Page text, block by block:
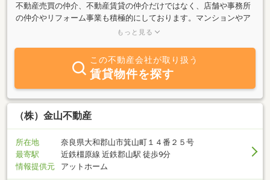
不動産売買の仲介、不動産賃貸の仲介だけではなく、店舗や事務所
の仲介やリフォーム事業も積極的にしております。マンションやア
パートの収益物件だけではなく、中古戸建の投資用収益物件の購入
案を心がけております。遠方からでも駐車場も事務所前にご用意ご
ざいますで是非ご来店お待ちしております。
もっと見る
この不動産会社が取り扱う
賃貸物件を探す
（株）金山不動産
所在地
奈良県大和郡山市箕山町１４番２５号
最寄駅
近鉄橿原線 近鉄郡山駅 徒歩9分
情報提供元
アットホーム